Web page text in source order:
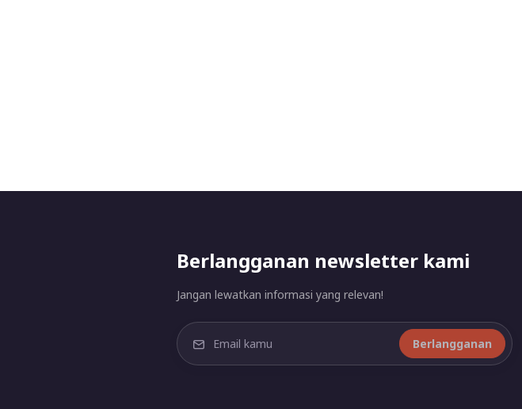
Berlangganan newsletter kami
Jangan lewatkan informasi yang relevan!
Berlangganan